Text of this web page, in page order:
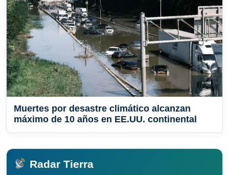
Muertes por desastre climático alcanzan
máximo de 10 años en EE.UU. continental
Radar Tierra